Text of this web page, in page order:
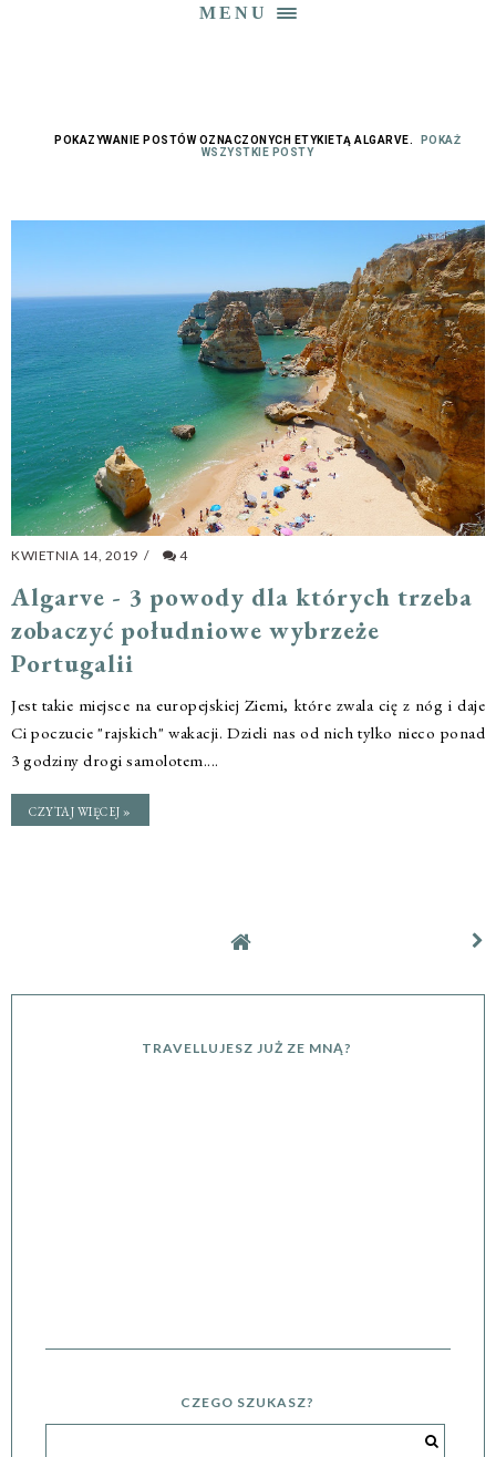
MENU
POKAZYWANIE POSTÓW OZNACZONYCH ETYKIETĄALGARVE.
POKAŻ
WSZYSTKIE POSTY
KWIETNIA 14, 2019 / 4
Algarve - 3 powody dla których trzeba
zobaczyć południowe wybrzeże
Portugalii
Jest takie miejsce na europejskiej Ziemi, które zwala cię z nóg i daje
Ci poczucie "rajskich" wakacji. Dzieli nas od nich tylko nieco ponad
3 godziny drogi samolotem....
CZYTAJ WIĘCEJ »
TRAVELLUJESZ JUŻ ZE MNĄ?
CZEGO SZUKASZ?